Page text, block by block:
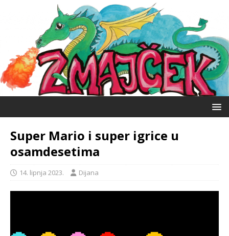
Super Mario i super igrice u
osamdesetima
14. lipnja 2023. Dijana